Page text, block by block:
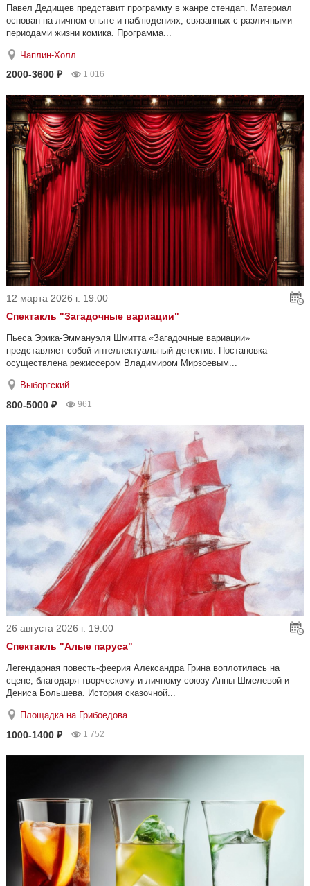
Павел Дедищев представит программу в жанре стендап. Материал
основан на личном опыте и наблюдениях, связанных с различными
периодами жизни комика. Программа...
Чаплин-Холл
2000-3600 ₽ 1 016
12 марта 2026 г. 19:00
Спектакль "Загадочные вариации"
Пьеса Эрика-Эммануэля Шмитта «Загадочные вариации»
представляет собой интеллектуальный детектив. Постановка
осуществлена режиссером Владимиром Мирзоевым...
Выборгский
800-5000 ₽ 961
26 августа 2026 г. 19:00
Спектакль "Алые паруса"
Легендарная повесть-феерия Александра Грина воплотилась на
сцене, благодаря творческому и личному союзу Анны Шмелевой и
Дениса Большева. История сказочной...
Площадка на Грибоедова
1000-1400 ₽ 1 752